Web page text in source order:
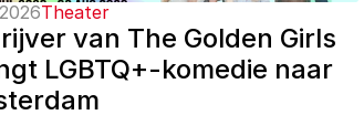
Theater
van The Golden Girls
LGBTQ+-komedie naar